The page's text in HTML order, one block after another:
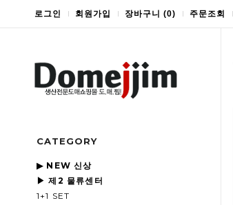
로그인 회원가입 장바구니 (0) 주문조회
CATEGORY
▶ NEW 신상
▶ 제2 물류센터
1+1 SET